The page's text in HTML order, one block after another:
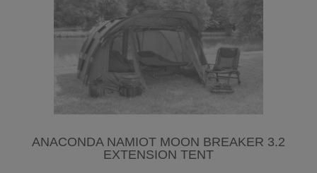
ANACONDA NAMIOT MOON BREAKER 3.2
EXTENSION TENT